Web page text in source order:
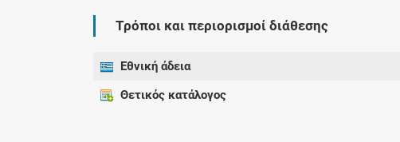
Τρόποι και περιορισμοί διάθεσης
Εθνική άδεια
Θετικός κατάλογος